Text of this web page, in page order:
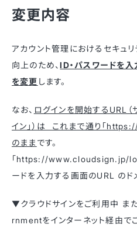
変更内容
アカウント管理におけるセキュ
向上のため、ID・パスワードを
を変更 します。
なお、 ログインを開始するURL（
イン」）は これまで通り「
のまま です。
「https://www.cloudsign.jp/
ードを入力する画面のURL のド
▼クラウドサインをご利用中 ま
rnmentをインターネット経由で